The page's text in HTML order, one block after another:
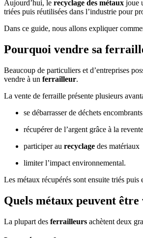
Aujourd’hui, le recyclage des métaux joue
triées puis réutilisées dans l’industrie pour
Dans ce guide, nous allons expliquer
Pourquoi vendre sa
Beaucoup de particuliers et d’entreprises
vendre à un ferrailleur.
La vente de ferraille présente plusieurs
se débarrasser de déchets encombrants
récupérer de l’argent grâce à la revente
participer au recyclage des matériaux
limiter l’impact environnemental.
Les métaux récupérés sont ensuite triés
Quels métaux peuvent être
La plupart des ferrailleurs achètent deux